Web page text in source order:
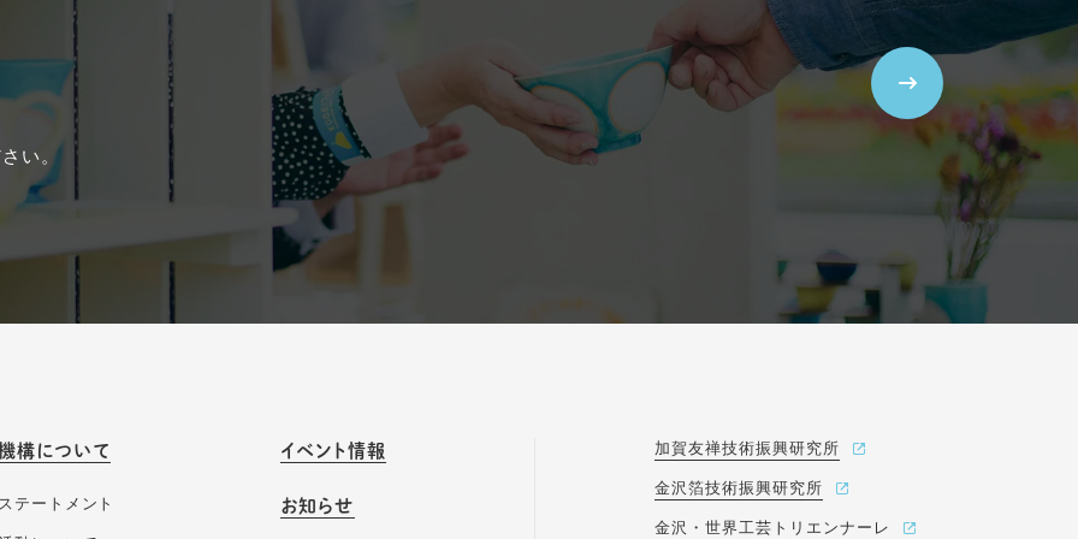
い。
構について
テートメント
イベント情報
お知らせ
加賀友禅技術振興研究所
金沢箔技術振興研究所
金沢・世界工芸トリエンナーレ